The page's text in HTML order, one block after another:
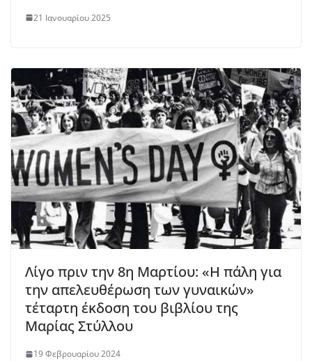
21 Ιανουαρίου 2025
Λίγο πριν την 8η Μαρτίου: «Η πάλη για
την απελευθέρωση των γυναικών»
τέταρτη έκδοση του βιβλίου της
Μαρίας Στύλλου
19 Φεβρουαρίου 2024